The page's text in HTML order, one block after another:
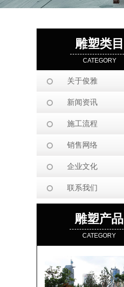
雕塑类目
CATEGORY
关于俊雅
新闻资讯
施工流程
销售网络
企业文化
联系我们
雕塑产品
CATEGORY